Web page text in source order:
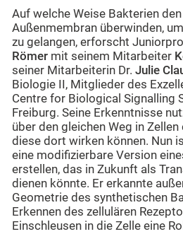
Auf welche Weise Bakterien
Außenmembran überwinden,
zu gelangen, erforscht
Römer mit seinem Mitarbeiter
seiner Mitarbeiterin Dr. Julie
Biologie II, Mitglieder des
Centre for Biological Signalling
Freiburg. Seine Erkenntnisse
über den gleichen Weg in
diese dort wirken können. Nun
eine modifizierbare Version
erstellen, das in Zukunft als
dienen könnte. Er erkannte
Geometrie des synthetischen
Erkennen des zellulären
Einschleusen in die Zelle eine